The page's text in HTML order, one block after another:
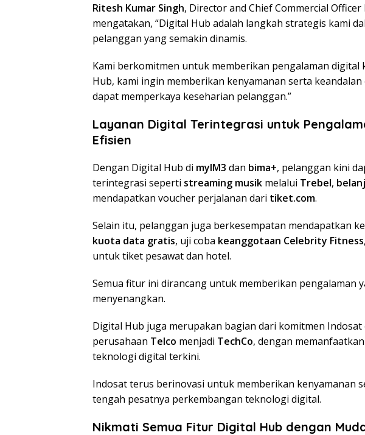
Ritesh Kumar Singh, Director and Chief Commercial
mengatakan, “Digital Hub adalah langkah strategis kami
pelanggan yang semakin dinamis.
Kami berkomitmen untuk memberikan pengalaman digital
Hub, kami ingin memberikan kenyamanan serta
dapat memperkaya keseharian pelanggan.”
Layanan Digital Terintegrasi untuk
Efisien
Dengan Digital Hub di myIM3 dan bima+, pelanggan kini
terintegrasi seperti streaming musik melalui Trebel,
mendapatkan voucher perjalanan dari tiket.com.
Selain itu, pelanggan juga berkesempatan mendapatkan
kuota data gratis, uji coba keanggotaan Celebrity Fitness
untuk tiket pesawat dan hotel.
Semua fitur ini dirancang untuk memberikan pengalaman
menyenangkan.
Digital Hub juga merupakan bagian dari komitmen
perusahaan Telco menjadi TechCo, dengan
teknologi digital terkini.
Indosat terus berinovasi untuk memberikan kenyamanan
tengah pesatnya perkembangan teknologi digital.
Nikmati Semua Fitur Digital Hub dengan